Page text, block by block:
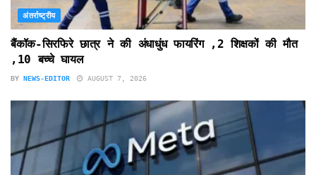
अंतर्राष्ट्रीय
बैंकॉक-सिरफिरे छात्र ने की अंधाधुंध फायरिंग ,2 शिक्षकों की मौत
,10 बच्चे घायल
BY NEWS-EDITOR AUGUST 7, 2026